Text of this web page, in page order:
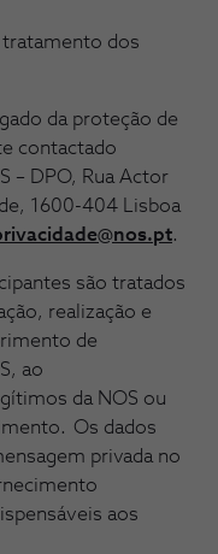
dos
da proteção de
contactado
– DPO, Rua Actor
1600-404 Lisboa
.
são tratados
realização e
de
ao
da NOS ou
Os dados
privada no
aos